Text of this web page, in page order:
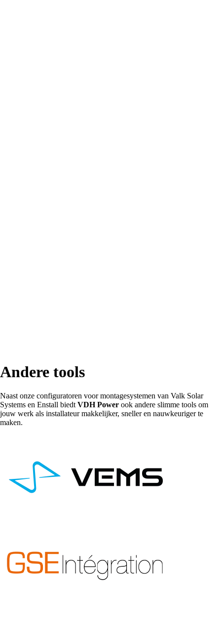
Andere tools
Naast onze configuratoren voor montagesystemen van Valk Solar
Systems en Enstall biedt VDH Power ook andere slimme tools om
jouw werk als installateur makkelijker, sneller en nauwkeuriger te
maken.